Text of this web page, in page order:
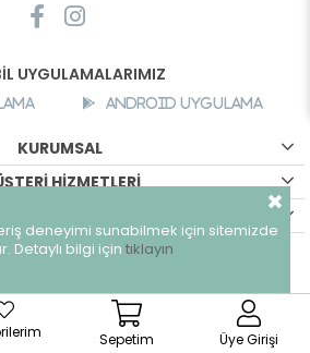
UYGULAMALARIMIZ
Android Uygulama
KURUMSAL
HİZMETLERİ
- Tüm hakları saklıdır.
Sepetim Üye Girişi
deneyimi sunabilmek için sitemizde
Detaylı bilgi için tıklayın